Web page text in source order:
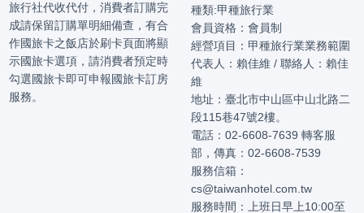
旅行社代收代付，消費者訂購完
成請保留訂購單明細備查，有合
作國旅卡之飯店於刷卡頁面將顯
示國旅卡選項，請消費者預定時
勾選國旅卡即可申報國旅卡訂房
服務。
種類:甲種旅行業
會員資格：會員制
經營項目：甲種旅行業業務範圍
代表人：賴佳維 / 聯絡人：賴佳
維
地址：臺北市中山區中山北路二
段115巷47號2樓。
電話：02-6608-7639 轉客服
部，傳真：02-6608-7539
服務信箱：
cs@taiwanhotel.com.tw
服務時間：上班日早上10:00至